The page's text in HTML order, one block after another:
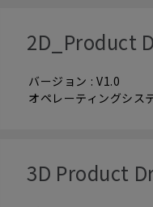
2D_Product
バージョン : V1.0
オペレーティングシス
3D Product